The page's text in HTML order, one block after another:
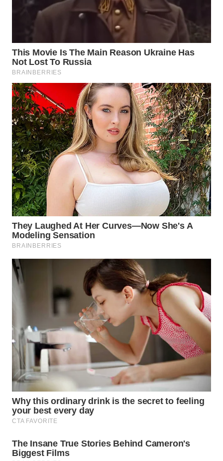
MALUKU
MALUT
WN
DAIRI
WN
DANAU
TOBA
WN
NIAS
WN
LANGKAT
WN
TAPANULI
SELATAN
WN
KARO
WN
SIMALUNGUN
WN
LABUHANBATU
TAPANULI
TENGAH